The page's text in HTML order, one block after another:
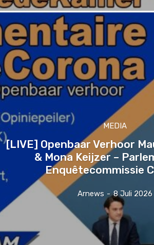
MEDIA
[LIVE] Openbaar Verhoor
& Mona Keijzer –
Enquêtecommissie
Arnews - 8 Juli 2026